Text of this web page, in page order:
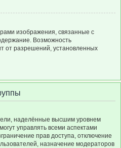
изображения, связанные с
Возможность
от разрешений, установленных
наделённые высшим уровнем
управлять всеми аспектами
прав доступа, отключение
назначение модераторов